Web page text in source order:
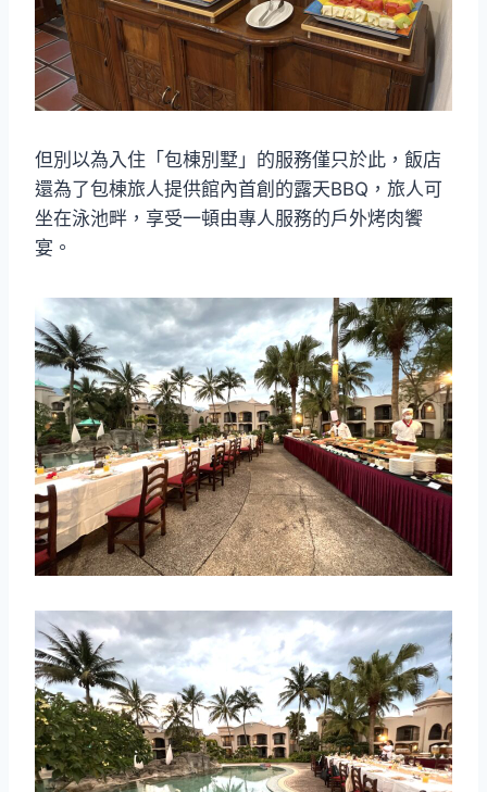
但別以為入住「包棟別墅」的服務僅只於此，飯店
還為了包棟旅人提供館內首創的露天BBQ，旅人可
坐在泳池畔，享受一頓由專人服務的戶外烤肉饗
宴。